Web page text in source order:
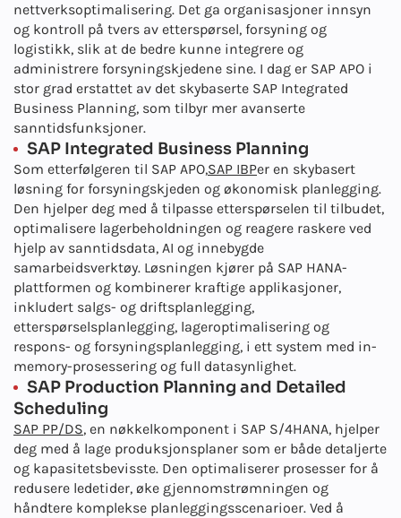
nettverksoptimalisering. Det ga organisasjoner innsyn
og kontroll på tvers av etterspørsel, forsyning og
logistikk, slik at de bedre kunne integrere og
administrere forsyningskjedene sine. I dag er SAP APO i
stor grad erstattet av det skybaserte SAP Integrated
Business Planning, som tilbyr mer avanserte
sanntidsfunksjoner.
SAP Integrated Business Planning
Som etterfølgeren til SAP APO,SAP IBPer en skybasert
løsning for forsyningskjeden og økonomisk planlegging.
Den hjelper deg med å tilpasse etterspørselen til tilbudet,
optimalisere lagerbeholdningen og reagere raskere ved
hjelp av sanntidsdata, AI og innebygde
samarbeidsverktøy. Løsningen kjører på SAP HANA-
plattformen og kombinerer kraftige applikasjoner,
inkludert salgs- og driftsplanlegging,
etterspørselsplanlegging, lageroptimalisering og
respons- og forsyningsplanlegging, i ett system med in-
memory-prosessering og full datasynlighet.
SAP Production Planning and Detailed
Scheduling
SAP PP/DS, en nøkkelkomponent i SAP S/4HANA, hjelper
deg med å lage produksjonsplaner som er både detaljerte
og kapasitetsbevisste. Den optimaliserer prosesser for å
redusere ledetider, øke gjennomstrømningen og
håndtere komplekse planleggingsscenarioer. Ved å